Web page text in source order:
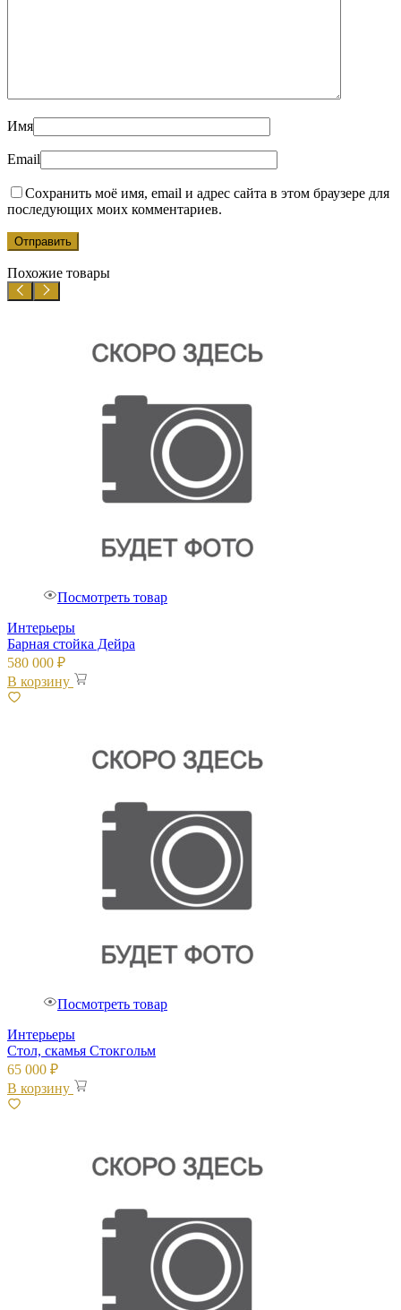
Имя
Email
Сохранить моё имя, email и адрес сайта в этом браузере для
последующих моих комментариев.
Похожие товары
Посмотреть товар
Интерьеры
Барная стойка Дейра
580 000 ₽
В корзину
Посмотреть товар
Интерьеры
Стол, скамья Стокгольм
65 000 ₽
В корзину